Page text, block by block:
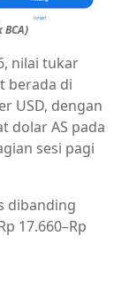
nilai tukar
berada di
USD, dengan
dolar AS pada
sesi pagi
dibanding
17.660–Rp